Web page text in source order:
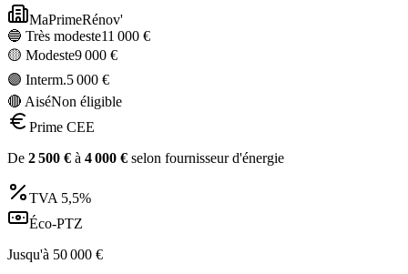
MaPrimeRénov'
🔵 Très modeste11 000 €
🟡 Modeste9 000 €
🟣 Interm.5 000 €
🔴 AiséNon éligible
Prime CEE
De 2 500 € à 4 000 € selon fournisseur d'énergie
TVA 5,5%
Éco-PTZ
Jusqu'à 50 000 €